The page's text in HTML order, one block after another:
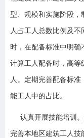
型、规模和实施阶段，
人占工人总数比例及
时，在配备标准中明
计算工人配备时，高等
人。定期完善配备标
能工人中的占比。
认真开展技能培训
完善本地区建筑工人